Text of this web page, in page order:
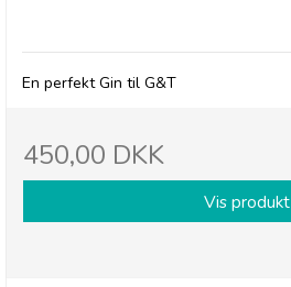
En perfekt Gin til G&T
450,00 DKK
Vis produkt